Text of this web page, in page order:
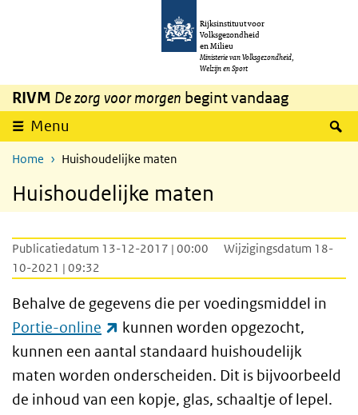
Overslaan en naar de inhoud gaan
Rijksinstituut voor
Volksgezondheid
en Milieu
Ministerie van Volksgezondheid,
Welzijn en Sport
RIVM De zorg voor morgen begint vandaag
Menu
Home Huishoudelijke maten
Huishoudelijke maten
Publicatiedatum 13-12-2017 | 00:00
Wijzigingsdatum 18-
10-2021 | 09:32
Behalve de gegevens die per voedingsmiddel in
Portie-online
(externe link)
kunnen worden opgezocht,
kunnen een aantal standaard huishoudelijk
maten worden onderscheiden. Dit is bijvoorbeeld
de inhoud van een kopje, glas, schaaltje of lepel.